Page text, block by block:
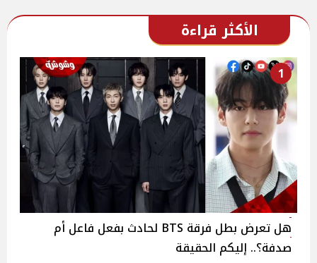
الأكثر قراءة
1
هل تعرض بطل فرقة BTS لحادث بفعل فاعل أم
صدفة؟.. إليكم الحقيقة